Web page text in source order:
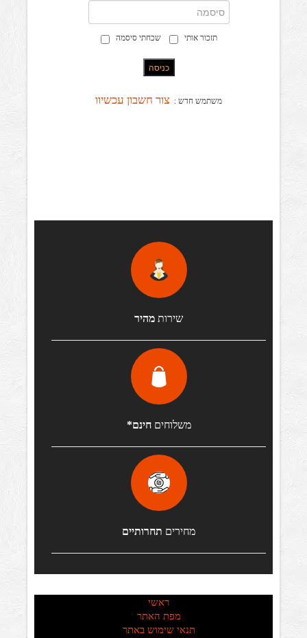
תזכור אותי שכחתי סיסמה
כניסה
משתמש חדש : צור חשבון עכשיוו
שירות מהיר
משלוחיםחינם*
מחירים תחרותיים
ראשי
מפת האתר
תנאי שימוש באתר